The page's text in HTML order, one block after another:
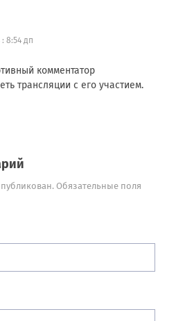
8:54 дп
комментатор
трансляции с его участием.
Обязательные поля